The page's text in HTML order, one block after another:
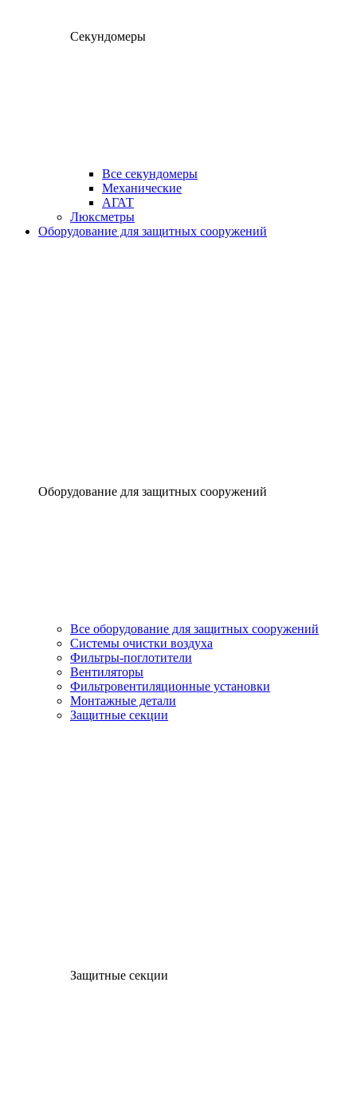
Секундомеры
Все секундомеры
Механические
АГАТ
Люксметры
Оборудование для защитных сооружений
Оборудование для защитных сооружений
Все оборудование для защитных сооружений
Системы очистки воздуха
Фильтры-поглотители
Вентиляторы
Фильтровентиляционные установки
Монтажные детали
Защитные секции
Защитные секции